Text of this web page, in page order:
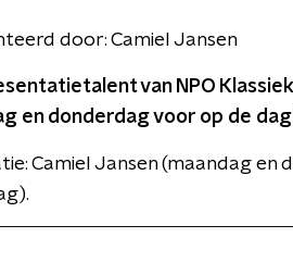
door: Camiel Jansen
van NPO
en donderdag voor op de
Camiel Jansen (maandag en